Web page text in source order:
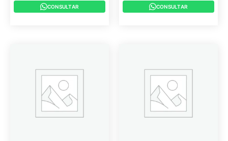
CONSULTAR CONSULTAR